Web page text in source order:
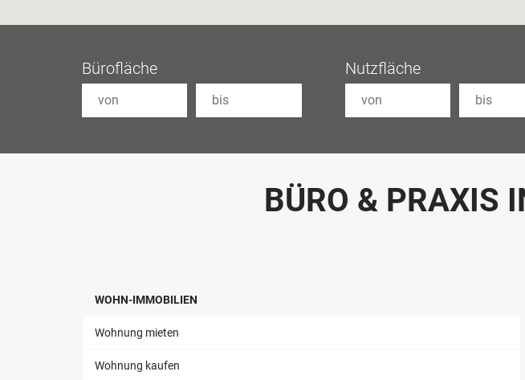
Bürofläche Nutzfläche
BÜRO & PRAXIS
WOHN-IMMOBILIEN
Wohnung mieten
Wohnung kaufen